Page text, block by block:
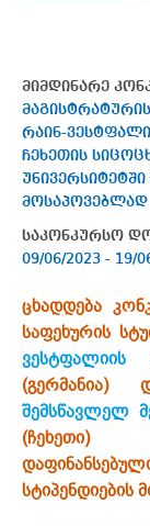
მიმდინარე
რაინ-
ჩეხეთის
მოსაპოვებლად
საკონკურსო
09/06/2023 - 19/
ცხადდება
საფეხურის
ვესტფალიის
შემსწავლელ
(ჩეხეთი)
სტიპენდიების